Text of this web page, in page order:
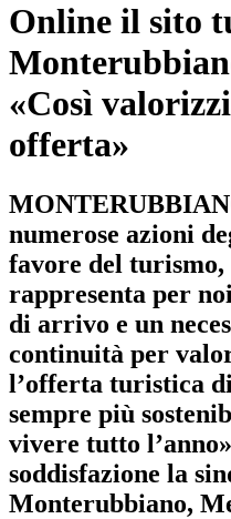
Online il sito
«Così
offerta»
numerose azioni
favore del turismo,
rappresenta per
di arrivo e un
continuità per
l’offerta turistica
sempre più
vivere tutto
soddisfazione la
Monterubbiano,